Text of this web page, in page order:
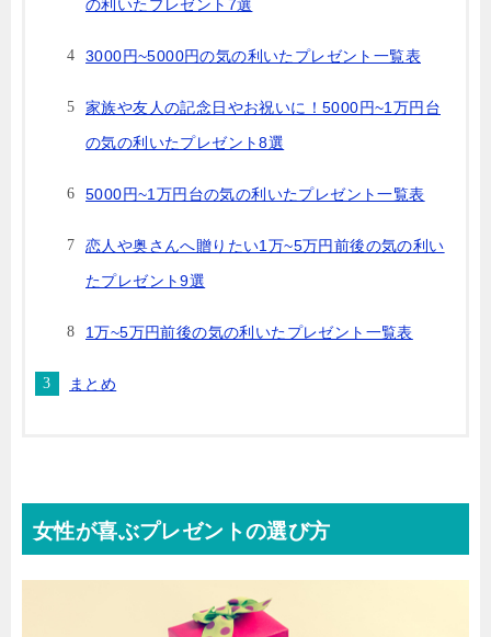
の利いたプレゼント7選
3000円~5000円の気の利いたプレゼント一覧表
家族や友人の記念日やお祝いに！5000円~1万円台
の気の利いたプレゼント8選
5000円~1万円台の気の利いたプレゼント一覧表
恋人や奥さんへ贈りたい1万~5万円前後の気の利い
たプレゼント9選
1万~5万円前後の気の利いたプレゼント一覧表
まとめ
女性が喜ぶプレゼントの選び方